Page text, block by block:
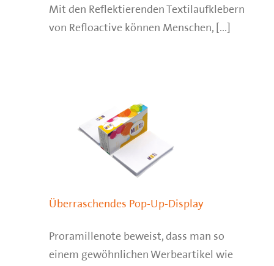
Mit den Reflektierenden Textilaufklebern
von Refloactive können Menschen, [...]
Überraschendes Pop-Up-Display
Proramillenote beweist, dass man so
einem gewöhnlichen Werbeartikel wie